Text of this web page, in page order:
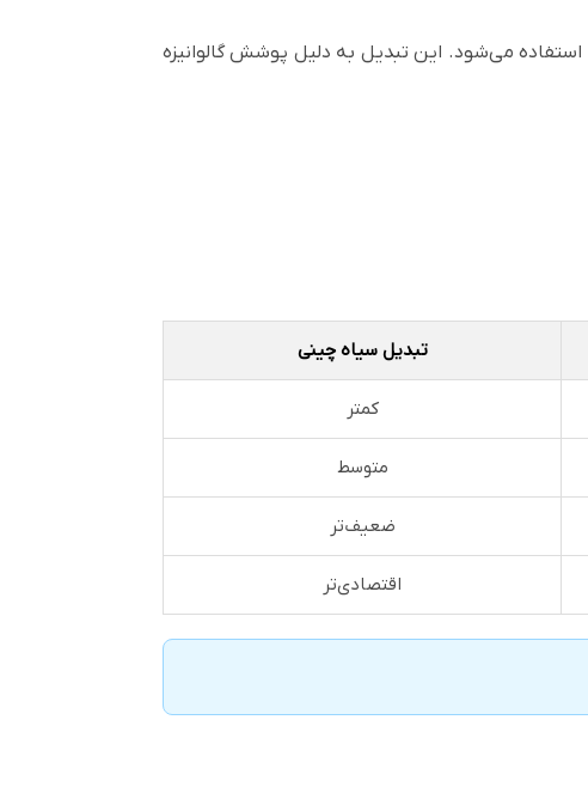
استفاده می‌شود. این تبدیل به دلیل پوشش گالوانیزه
تبدیل سیاه چینی
کمتر
متوسط
ضعیف‌تر
اقتصادی‌تر